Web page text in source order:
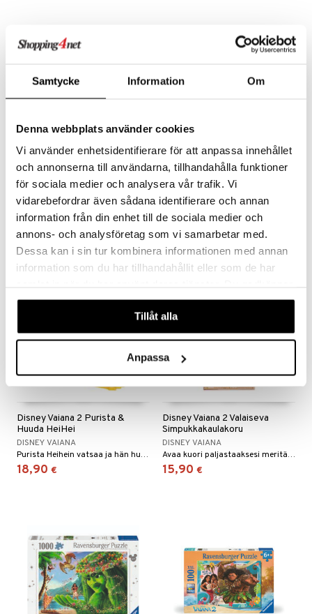
Samtycke Information Om
Denna webbplats använder cookies
Vi använder enhetsidentifierare för att anpassa innehållet
och annonserna till användarna, tillhandahålla funktioner
för sociala medier och analysera vår trafik. Vi
vidarebefordrar även sådana identifierare och annan
information från din enhet till de sociala medier och
annons- och analysföretag som vi samarbetar med.
Dessa kan i sin tur kombinera informationen med annan
information som du har tillhandahållit eller som de har
våra cookies vid fortsatt användande av vår webbplats.
Tillåt alla
Anpassa
Disney Vaiana 2 Kaulakoru
Vaianan Meritähti
DISNEY VAIANA
8,90 €
Disney Vaiana 2 Pieni Nukke
Maui & Vaiana
DISNEY VAIANA
37,90 €
Disney Vaiana 2 Purista &
Huuda HeiHei
DISNEY VAIANA
Purista Heihein vatsaa ja hän huutaa, aivan kuten elokuvassa!
18,90 €
Disney Vaiana 2 Valaiseva
Simpukkakaulakoru
DISNEY VAIANA
Avaa kuori paljastaaksesi meritähden ja katso, kuinka kaulakoru loistaa maagisesti!
15,90 €